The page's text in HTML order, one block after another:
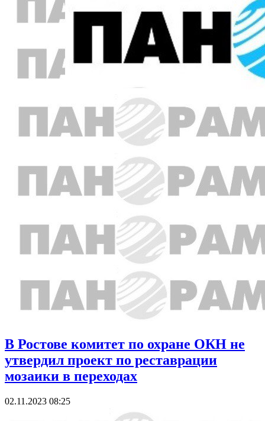
В Ростове комитет по охране ОКН не
утвердил проект по реставрации
мозаики в переходах
02.11.2023 08:25